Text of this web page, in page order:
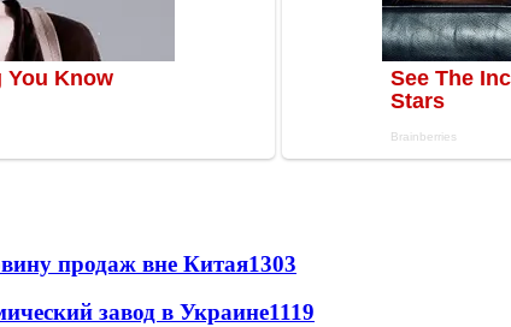
продаж вне Китая1303
завод в Украине1119